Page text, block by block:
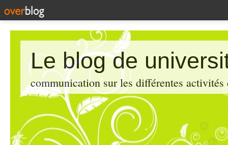
Le blog de
communication sur les différentes